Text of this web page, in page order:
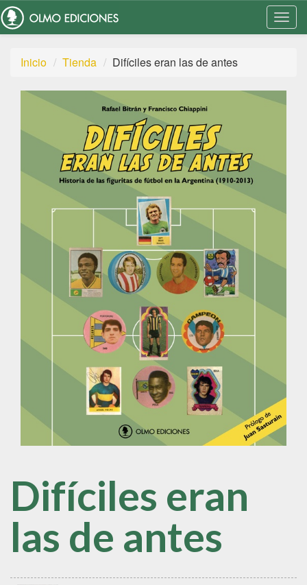
Inicio
Tienda Difíciles eran las de antes
Difíciles eran
las de antes